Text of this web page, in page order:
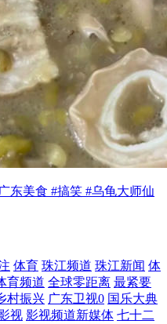
美食 #搞笑 #乌龟大师仙
体育 珠江频道 珠江新闻 体
育频道 全球零距离 最紧要
村振兴 广东卫视0 国乐大典
视 影视频道新媒体 七十二